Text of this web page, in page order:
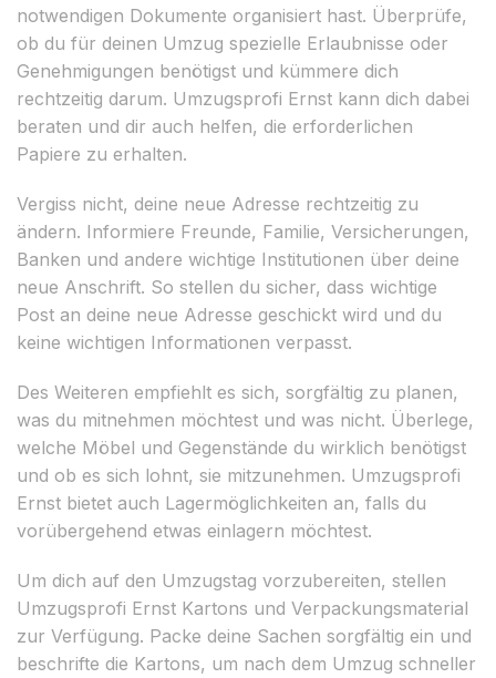
notwendigen Dokumente organisiert hast. Überprüfe,
ob du für deinen Umzug spezielle Erlaubnisse oder
Genehmigungen benötigst und kümmere dich
rechtzeitig darum. Umzugsprofi Ernst kann dich dabei
beraten und dir auch helfen, die erforderlichen
Papiere zu erhalten.
Vergiss nicht, deine neue Adresse rechtzeitig zu
ändern. Informiere Freunde, Familie, Versicherungen,
Banken und andere wichtige Institutionen über deine
neue Anschrift. So stellen du sicher, dass wichtige
Post an deine neue Adresse geschickt wird und du
keine wichtigen Informationen verpasst.
Des Weiteren empfiehlt es sich, sorgfältig zu planen,
was du mitnehmen möchtest und was nicht. Überlege,
welche Möbel und Gegenstände du wirklich benötigst
und ob es sich lohnt, sie mitzunehmen. Umzugsprofi
Ernst bietet auch Lagermöglichkeiten an, falls du
vorübergehend etwas einlagern möchtest.
Um dich auf den Umzugstag vorzubereiten, stellen
Umzugsprofi Ernst Kartons und Verpackungsmaterial
zur Verfügung. Packe deine Sachen sorgfältig ein und
beschrifte die Kartons, um nach dem Umzug schneller